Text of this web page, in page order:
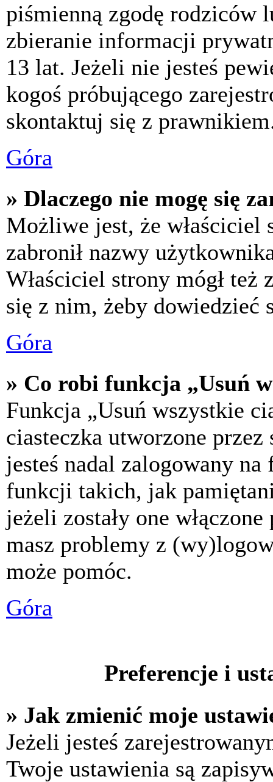
piśmienną zgodę rodziców
zbieranie informacji
13 lat. Jeżeli nie jesteś
kogoś próbującego
skontaktuj się z
Góra
» Dlaczego nie mogę się
Możliwe jest, że właściciel
zabronił nazwy
Właściciel strony mógł
się z nim, żeby dowiedzieć
Góra
» Co robi funkcja „Usuń
Funkcja „Usuń wszystkie
ciasteczka utworzone
jesteś nadal zalogowany
funkcji takich, jak
jeżeli zostały one
masz problemy z
może pomóc.
Góra
Preferencje i
» Jak zmienić moje
Jeżeli jesteś
Twoje ustawienia są